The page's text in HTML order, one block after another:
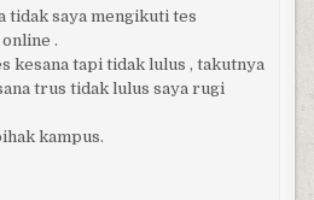
tidak saya mengikuti tes
.
kesana tapi tidak lulus , takutnya
trus tidak lulus saya rugi
kampus.